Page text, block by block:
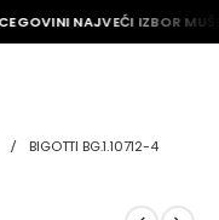
NAJVEĆI IZBOR
BIGOTTI BG.1.10712-4